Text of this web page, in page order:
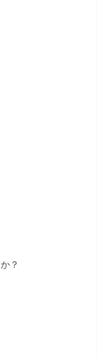
？